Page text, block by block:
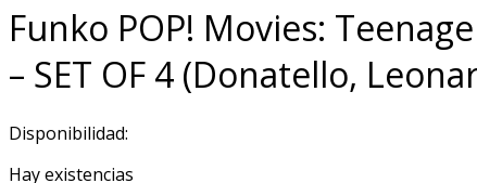
Funko POP! Movies:
– SET OF 4 (Donatello,
Disponibilidad:
Hay existencias